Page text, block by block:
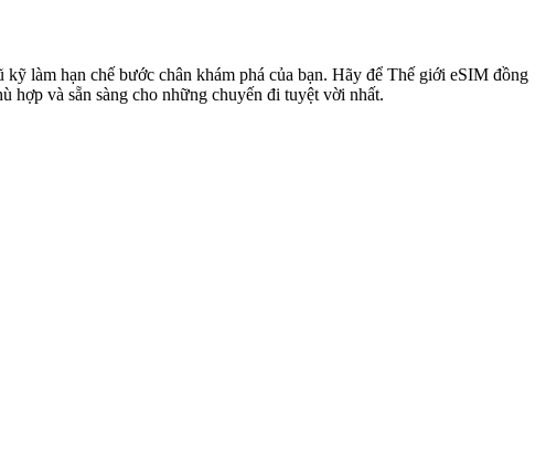
làm hạn chế bước chân khám phá của bạn. Hãy để Thế giới eSIM đồng
hợp và sẵn sàng cho những chuyến đi tuyệt vời nhất.